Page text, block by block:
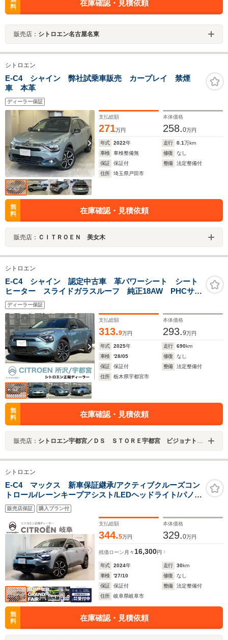
料
在庫確認・見積依頼
販売店： シトロエン名古屋名東
シトロエン
E-C4 シャイン 弊社試乗車販売 カープレイ 禁煙
車 本革
ディーラー保証
支払総額
271万円
本体価格
258.0万円
年式 2022年 走行 0.1万km
車検
車検整備無 修復
なし
保証
保証付 整備
法定整備付
住所
埼玉県戸田市
無
料
在庫確認・見積依頼
販売店： ＣＩＴＲＯＥＮ 美女木
シトロエン
E-C4 シャイン 認定中古車 革パワーシート シート
ヒーター スライドガラスルーフ 純正18AW PHCサス
ペンション アダプティブクルーズコントロール LED
シグネチャーライト フォグランプ Bluetooth接続 10
インチモニター
ディーラー保証
支払総額
313.9万円
本体価格
293.9万円
年式 2025年 走行 690km
車検
'28/05 修復
なし
保証
保証付 整備
法定整備付
住所
栃木県宇都宮市
無
料
在庫確認・見積依頼
販売店： シトロエン宇都宮／ＤＳ ＳＴＯＲＥ宇都宮 ビジョナトレーディング（株） ビジョナグループ
シトロエン
E-C4 マックス 新車保証継承/アクティブクルーズコン
トロール/レーンキープアシスト/LEDヘッドライト/パノラ
ミックガラスルーフ/バックカメラ/1オーナー/禁煙車
販売店保証 購入プラン付
支払総額
344.5万円
本体価格
329.0万円
残価ローン 月々16,300円
年式 2024年 走行 30km
車検
'27/10 修復
なし
保証
保証付 整備
法定整備付
住所
岐阜県岐阜市
無
料
在庫確認・見積依頼